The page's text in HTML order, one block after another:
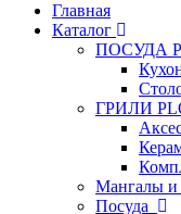
Главная
Каталог
ПОСУДА
ГРИЛИ
Мангалы и
Посуда